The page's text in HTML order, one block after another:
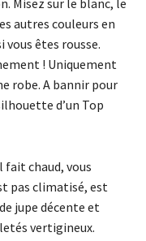
Misez sur le blanc, le
autres couleurs en
êtes rousse.
! Uniquement
robe. A bannir pour
d’un Top
fait chaud, vous
pas climatisé, est
jupe décente et
vertigineux.